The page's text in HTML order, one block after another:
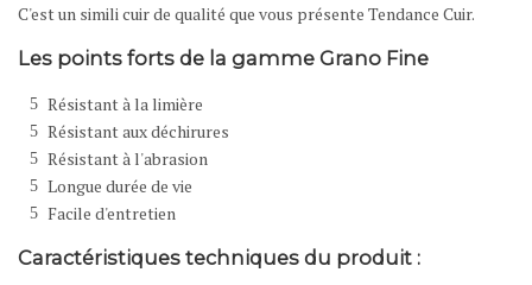
C'est un simili cuir de qualité que vous présente Tendance Cuir.
Les points forts de la gamme Grano Fine
Résistant à la limière
Résistant aux déchirures
Résistant à l'abrasion
Longue durée de vie
Facile d'entretien
Caractéristiques techniques du produit :